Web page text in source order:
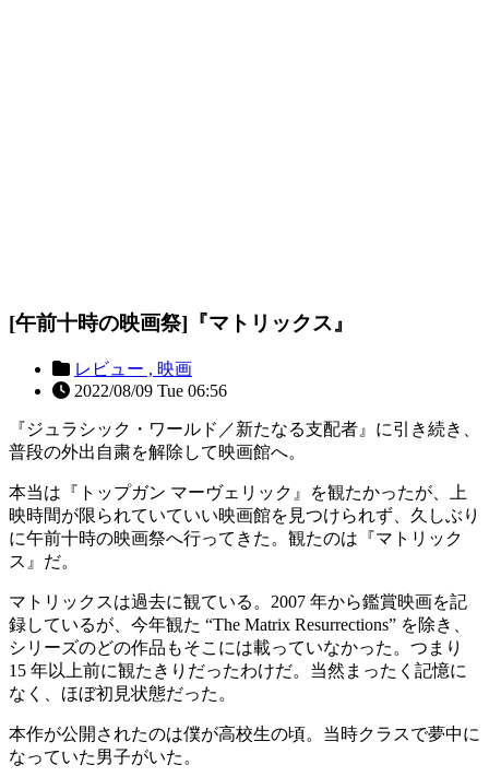
[午前十時の映画祭]『マトリックス』
レビュー , 映画
2022/08/09 Tue 06:56
『ジュラシック・ワールド／新たなる支配者』に引き続き、
普段の外出自粛を解除して映画館へ。
本当は『トップガン マーヴェリック』を観たかったが、上
映時間が限られていていい映画館を見つけられず、久しぶり
に午前十時の映画祭へ行ってきた。観たのは『マトリック
ス』だ。
マトリックスは過去に観ている。2007 年から鑑賞映画を記
録しているが、今年観た “The Matrix Resurrections” を除き、
シリーズのどの作品もそこには載っていなかった。つまり
15 年以上前に観たきりだったわけだ。当然まったく記憶に
なく、ほぼ初見状態だった。
本作が公開されたのは僕が高校生の頃。当時クラスで夢中に
なっていた男子がいた。